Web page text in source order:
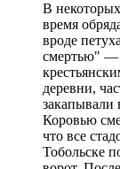
В
время
вроде
смертью" —
деревни,
закапывали
Коровью
что все
Тобольске